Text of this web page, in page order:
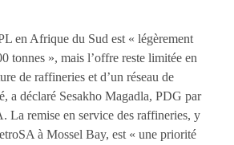
en Afrique du Sud est « légèrement
tonnes », mais l’offre reste limitée en
de raffineries et d’un réseau de
a déclaré Sesakho Magadla, PDG par
La remise en service des raffineries, y
à Mossel Bay, est « une priorité